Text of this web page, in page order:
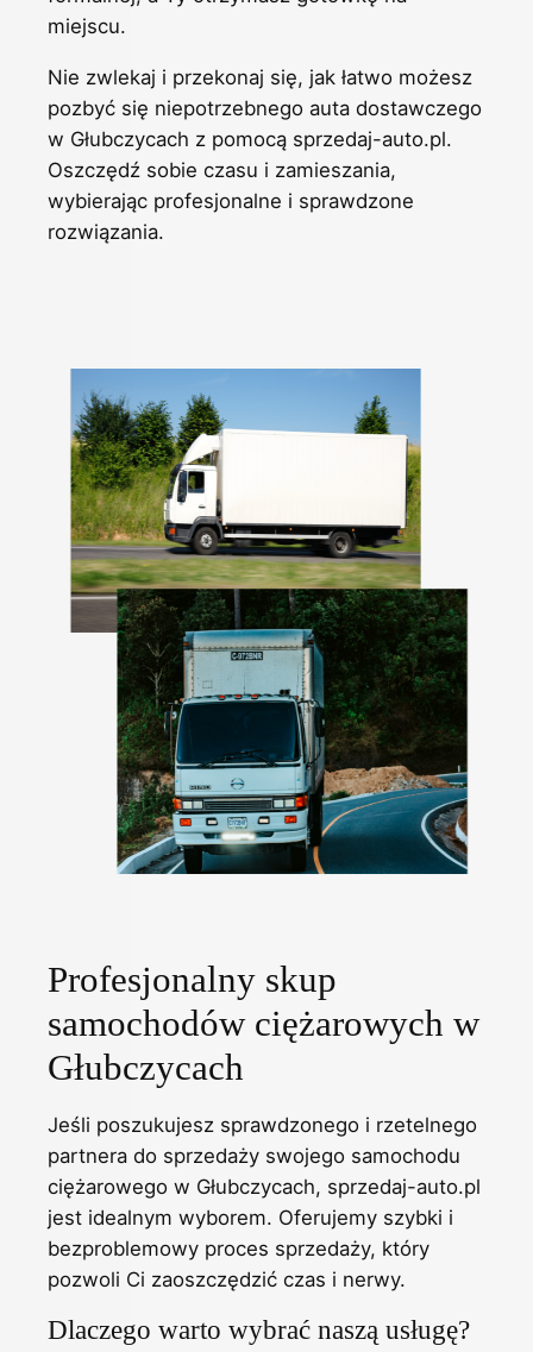
miejscu.
Nie zwlekaj i przekonaj się, jak łatwo możesz
pozbyć się niepotrzebnego auta dostawczego
w Głubczycach z pomocą sprzedaj-auto.pl.
Oszczędź sobie czasu i zamieszania,
wybierając profesjonalne i sprawdzone
rozwiązania.
Profesjonalny skup
samochodów ciężarowych w
Głubczycach
Jeśli poszukujesz sprawdzonego i rzetelnego
partnera do sprzedaży swojego samochodu
ciężarowego w Głubczycach, sprzedaj-auto.pl
jest idealnym wyborem. Oferujemy szybki i
bezproblemowy proces sprzedaży, który
pozwoli Ci zaoszczędzić czas i nerwy.
Dlaczego warto wybrać naszą usługę?